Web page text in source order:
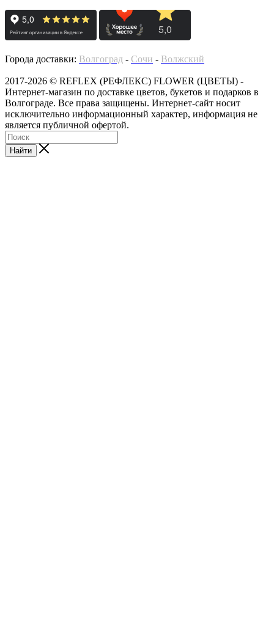
Города доставки: Волгоград - Сочи - Волжский
2017-2026 © REFLEX (РЕФЛЕКС) FLOWER (ЦВЕТЫ) -
Интернет-магазин по доставке цветов, букетов и подарков в
Волгограде. Все права защищены. Интернет-сайт носит
исключительно информационный характер, информация не
является публичной офертой.
Найти